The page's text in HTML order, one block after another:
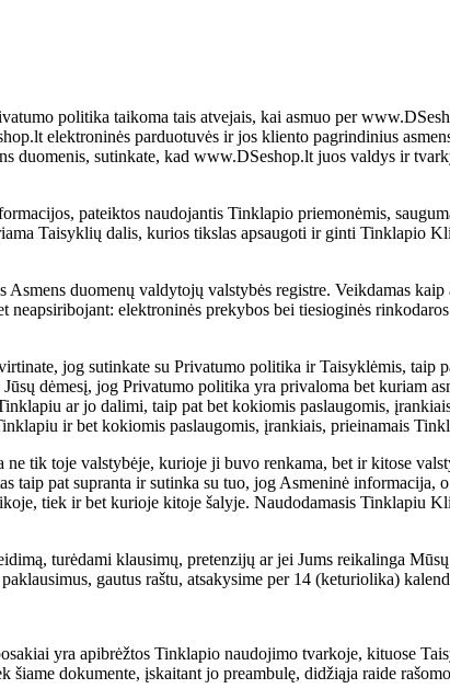
politika taikoma tais atvejais, kai asmuo per
elektroninės parduotuvės ir jos kliento pagrindinius
duomenis, sutinkate, kad www.DSeshop.lt juos valdys ir
pateiktos naudojantis Tinklapio priemonėmis,
Taisyklių dalis, kurios tikslas apsaugoti ir ginti Tinklapio
duomenų valdytojų valstybės registre. Veikdamas
elektroninės prekybos bei tiesioginės
jog sutinkate su Privatumo politika ir Taisyklėmis, taip
dėmesį, jog Privatumo politika yra privaloma bet kuriam
ar jo dalimi, taip pat bet kokiomis paslaugomis,
ir bet kokiomis paslaugomis, įrankiais, prieinamais
tik toje valstybėje, kurioje ji buvo renkama, bet ir kitose
taip pat supranta ir sutinka su tuo, jog Asmeninė informacija,
tiek ir bet kurioje kitoje šalyje. Naudodamasis Tinklapiu
turėdami klausimų, pretenzijų ar jei Jums reikalinga
gautus raštu, atsakysime per 14 (keturiolika)
yra apibrėžtos Tinklapio naudojimo tvarkoje, kituose
dokumente, įskaitant jo preambulę, didžiąja raide